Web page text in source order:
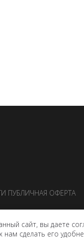
ПУБЛИЧНАЯ ОФЕРТА
сайт, вы даете
сделать его